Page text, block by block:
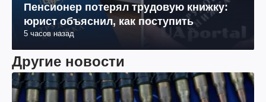
Пенсионер потерял трудовую книжку:
юрист объяснил, как поступить
5 часов назад
Другие новости